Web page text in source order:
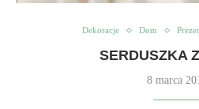
Dekoracje Dom
SERDUSZKA
8 marca